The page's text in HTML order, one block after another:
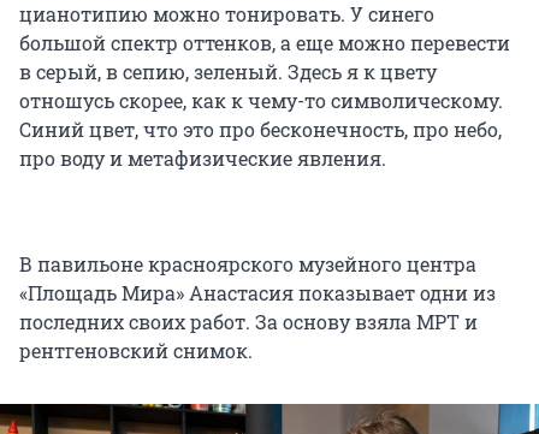
цианотипию можно тонировать. У синего
большой спектр оттенков, а еще можно перевести
в серый, в сепию, зеленый. Здесь я к цвету
отношусь скорее, как к чему-то символическому.
Синий цвет, что это про бесконечность, про небо,
про воду и метафизические явления.
В павильоне красноярского музейного центра
«Площадь Мира» Анастасия показывает одни из
последних своих работ. За основу взяла МРТ и
рентгеновский снимок.